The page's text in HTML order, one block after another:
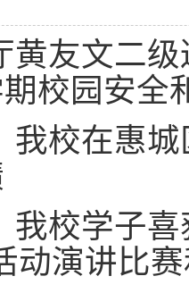
黄友文二
校园安全
我校在惠
我校学子
动演讲比